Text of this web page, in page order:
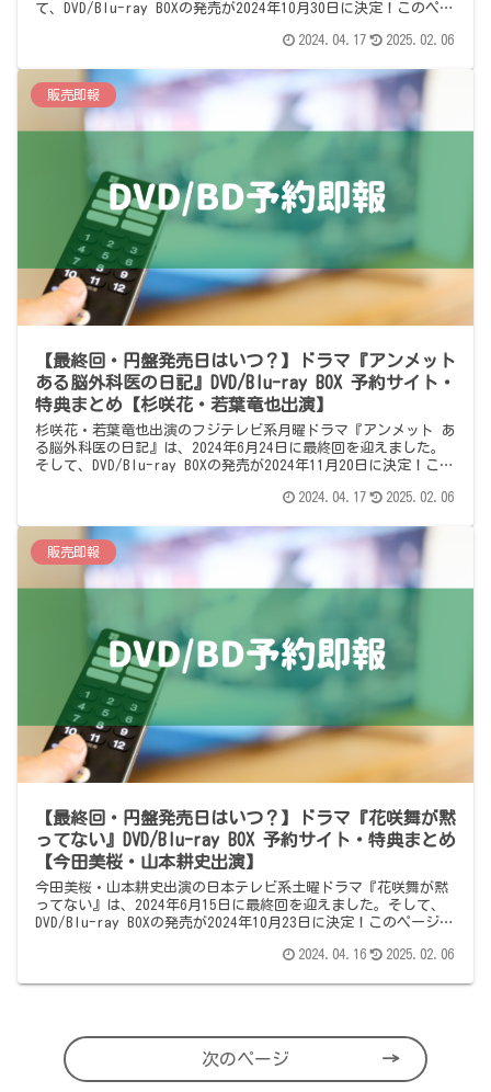
て、DVD/Blu-ray BOXの発売が2024年10月30日に決定！このペー
2024.04.17
2025.02.06
販売即報
【最終回・円盤発売日はいつ？】ドラマ『アンメット
ある脳外科医の日記』DVD/Blu-ray BOX 予約サイト・
特典まとめ【杉咲花・若葉竜也出演】
杉咲花・若葉竜也出演のフジテレビ系月曜ドラマ『アンメット あ
る脳外科医の日記』は、2024年6月24日に最終回を迎えました。
そして、DVD/Blu-ray BOXの発売が2024年11月20日に決定！この
2024.04.17
2025.02.06
販売即報
【最終回・円盤発売日はいつ？】ドラマ『花咲舞が黙
ってない』DVD/Blu-ray BOX 予約サイト・特典まとめ
【今田美桜・山本耕史出演】
今田美桜・山本耕史出演の日本テレビ系土曜ドラマ『花咲舞が黙
ってない』は、2024年6月15日に最終回を迎えました。そして、
DVD/Blu-ray BOXの発売が2024年10月23日に決定！このページで
2024.04.16
2025.02.06
次のページ